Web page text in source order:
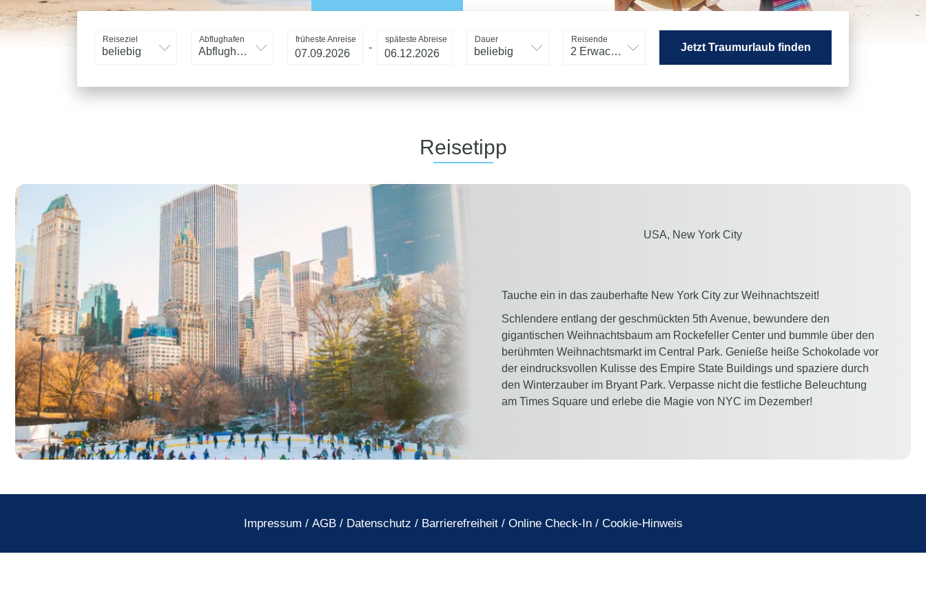
Reiseziel
beliebig
Abflughafen
Abflughafen
früheste Anreise
-
späteste Abreise Dauer
beliebig
Reisende
2 Erwachsene Jetzt Traumurlaub finden
Reisetipp
USA, New York City
Tauche ein in das zauberhafte New York City zur Weihnachtszeit!
Schlendere entlang der geschmückten 5th Avenue, bewundere den
gigantischen Weihnachtsbaum am Rockefeller Center und bummle über den
berühmten Weihnachtsmarkt im Central Park. Genieße heiße Schokolade vor
der eindrucksvollen Kulisse des Empire State Buildings und spaziere durch
den Winterzauber im Bryant Park. Verpasse nicht die festliche Beleuchtung
am Times Square und erlebe die Magie von NYC im Dezember!
Impressum / AGB / Datenschutz / Barrierefreiheit / Online Check-In / Cookie-Hinweis